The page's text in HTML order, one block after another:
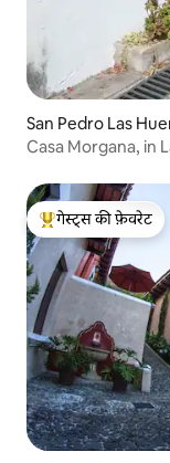
San Pedro Las
गेस्ट्स का टॉप फ़ेवरेट
गेस्ट्स की फ़ेवरेट